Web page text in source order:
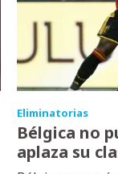
Eliminatorias
Bélgica no
aplaza su